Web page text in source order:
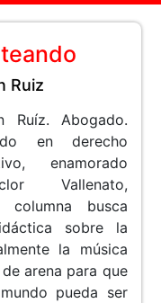
Ruiz
Ruíz. Abogado.
en derecho
enamorado
Vallenato,
busca
sobre la
la música
arena para que
pueda ser